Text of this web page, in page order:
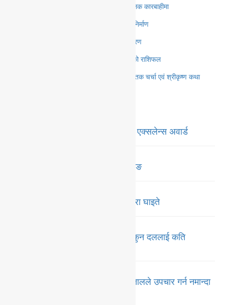
नियम उल्लंघन गर्ने ९ विद्यालयका सवारी चालक कारबाहीमा
मनाङको चामे–नार्पाभूमि सडकमा बेलिब्रिज निर्माण
विन्ध्येश्वरी माध्यमिक विद्यालयमा पोशाक वितरण
आज २०८३ साल श्रावण १९ गते मंगलवारको राशिफल
श्रीकृष्ण प्रणामी मन्दिरमा एक महिने श्रीमद्बीतक चर्चा एवं श्रीकृष्ण कथा
नगद ६ लाख ५० हजारसहित मदरल्याण्ड एक्सलेन्स अवार्ड
‘प्रतिभा’ उत्पादनमा प्रतिभा माविको छलाङ
पोखरामा सवारी दुर्घटना : बुवाको मृत्यु छोरा घाइते
गण्डकीमा मन्त्रालय भागवण्डा टुङ्गियो, कुन दललाई कति
पोखरामा धनमाया घट्ना दोहोरियो, अस्पतालले उपचार गर्न नमान्दा